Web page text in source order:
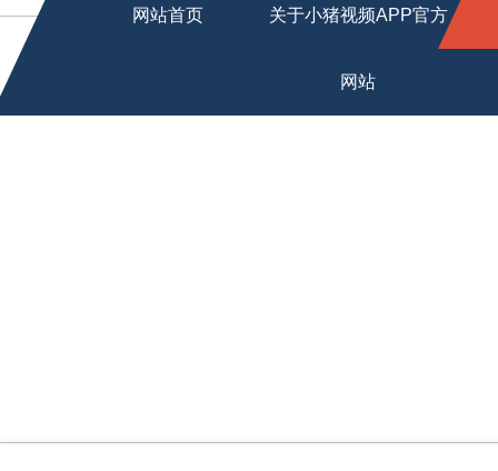
网站首页 关于小猪视频APP官方
网站